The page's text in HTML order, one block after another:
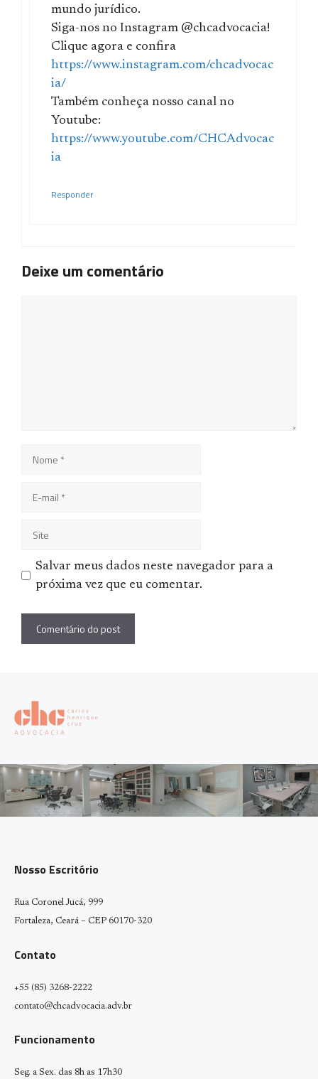
mundo jurídico.
Siga-nos no Instagram @chcadvocacia!
Clique agora e confira
https://www.instagram.com/chcadvocac
ia/
Também conheça nosso canal no
Youtube:
https://www.youtube.com/CHCAdvocac
ia
Responder
Deixe um comentário
mail
Salvar meus dados neste navegador para a
próxima vez que eu comentar.
Nosso Escritório
Rua Coronel Jucá, 999
Fortaleza, Ceará – CEP 60170-320
Contato
+55 (85) 3268-2222
contato@chcadvocacia.adv.br
Funcionamento
Seg. a Sex. das 8h as 17h30